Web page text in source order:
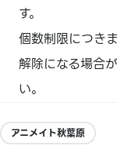
す。
個数制限につき
解除になる場合
い。
アニメイト秋葉原